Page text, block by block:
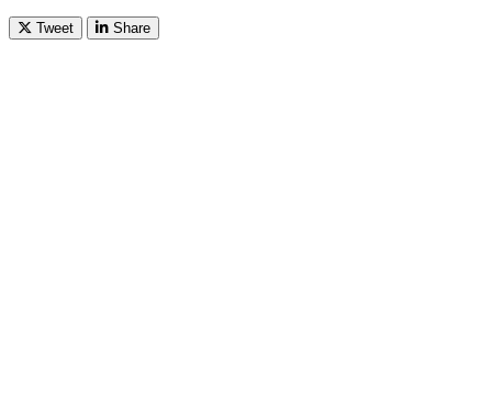
Tweet Share